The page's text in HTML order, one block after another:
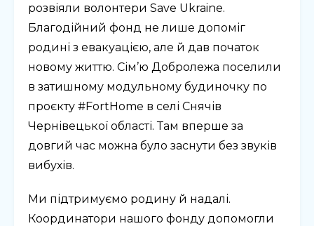
розвіяли волонтери Save Ukraine.
Благодійний фонд не лише допоміг
родині з евакуацією, але й дав початок
новому життю. Сім’ю Добролежа поселили
в затишному модульному будиночку по
проєкту #FortHome в селі Снячів
Чернівецької області. Там вперше за
довгий час можна було заснути без звуків
вибухів.
Ми підтримуємо родину й надалі.
Координатори нашого фонду допомогли